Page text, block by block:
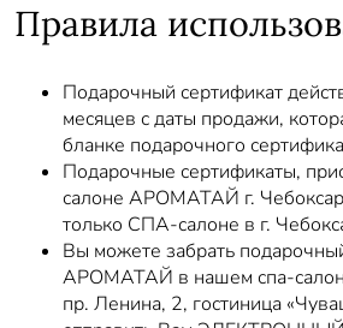
Правила
Подарочный сертификат
месяцев с даты продажи,
бланке подарочного
Подарочные сертификаты,
салоне АРОМАТАЙ г.
только СПА-салоне в г.
Вы можете забрать
АРОМАТАЙ в нашем спа-
пр. Ленина, 2, гостиница